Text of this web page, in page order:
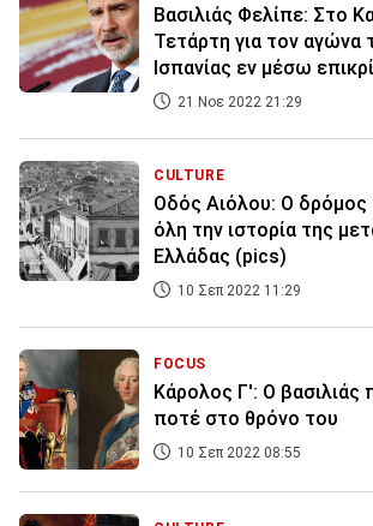
Bασιλιάς Φελίπε: Στο
Τετάρτη για τον αγώνα
Ισπανίας εν μέσω
21 Νοε 2022 21:29
CULTURE
Οδός Αιόλου: Ο δρόμος
όλη την ιστορία της
Ελλάδας (pics)
10 Σεπ 2022 11:29
FOCUS
Κάρολος Γ': Ο βασιλιάς
ποτέ στο θρόνο του
10 Σεπ 2022 08:55